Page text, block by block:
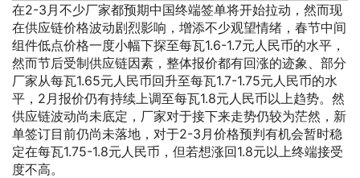
在2-3月不少厂家都预期中国终端签单将开始拉动，然而现
在供应链价格波动剧烈影响，增添不少观望情绪，春节中间
组件低点价格一度小幅下探至每瓦1.6-1.7元人民币的水平，
然而节后受制供应链因素，整体报价都有回涨的迹象、部分
厂家从每瓦1.65元人民币回升至每瓦1.7-1.75元人民币的水
平，2月报价仍有持续上调至每瓦1.8元人民币以上趋势。然
供应链波动尚未底定，厂家对于接下来走势仍较为茫然，新
单签订目前仍尚未落地，对于2-3月价格预判有机会暂时稳
定在每瓦1.75-1.8元人民币，但若想涨回1.8元以上终端接受
度不高。